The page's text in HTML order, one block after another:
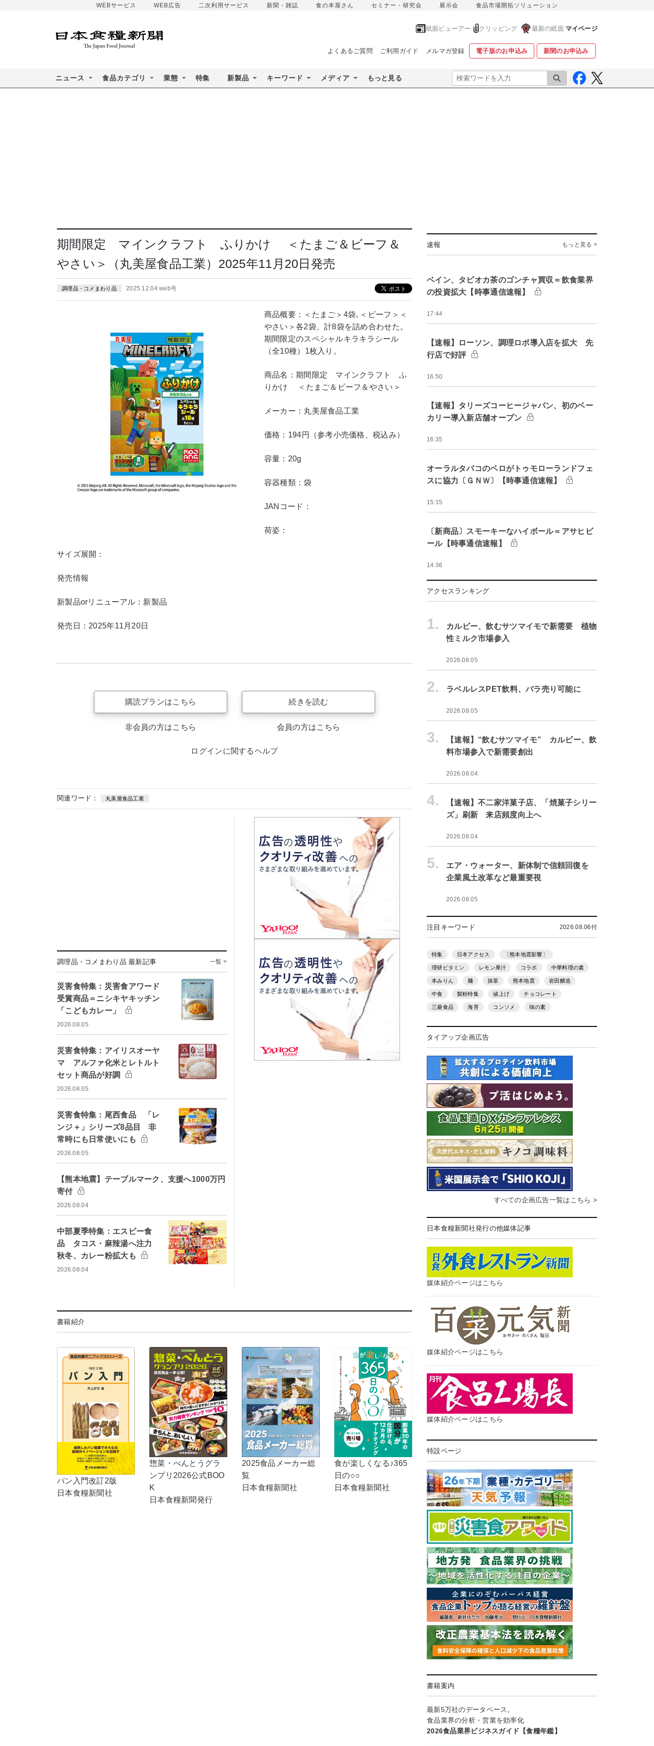
WEBサービス WEB広告 二次利用サービス 新聞・雑誌 食の本屋さん セミナー・研究会 展示会 食品市場開拓ソリューション
紙面ビューアー クリッピング 最新の紙面 マイページ
よくあるご質問 ご利用ガイド メルマガ登録 電子版のお申込み 新聞のお申込み
ニュース 食品カテゴリ 業態 特集 新製品 キーワード メディア もっと見る 検索
期間限定 マインクラフト ふりかけ ＜たまご＆ビーフ＆
やさい＞（丸美屋⾷品⼯業）2025年11月20日発売
調理品・コメまわり品 2025.12.04 web号
商品概要：＜たまご＞4袋､＜ビーフ＞＜
やさい＞各2袋、計8袋を詰め合わせた。
期間限定のスペシャルキラキラシール
（全10種）1枚入り。
商品名：期間限定 マインクラフト ふ
りかけ ＜たまご＆ビーフ＆やさい＞
メーカー：丸美屋⾷品⼯業
価格：194円（参考小売価格、税込み）
容量：20g
容器種類：袋
JANコード：
荷姿：
サイズ展開：
発売情報
新製品orリニューアル：新製品
発売日：2025年11月20日
購読プランはこちら
非会員の方はこちら
続きを読む
会員の方はこちら
ログインに関するヘルプ
関連ワード： 丸美屋⾷品⼯業
調理品・コメまわり品 最新記事 一覧 >
災害食特集：災害食アワード
受賞商品＝ニシキヤキッチン
「こどもカレー」
2026.08.05
災害食特集：アイリスオーヤ
マ アルファ化米とレトルト
セット商品が好調
2026.08.05
災害食特集：尾西食品 「レ
ンジ＋」シリーズ8品目 非
常時にも日常使いにも
2026.08.05
【熊本地震】テーブルマーク、支援へ1000万円
寄付
2026.08.04
中部夏季特集：エスビー食
品 タコス・麻辣湯へ注力
秋冬、カレー粉拡大も
2026.08.04
書籍紹介
パン入門改訂2版
日本食糧新聞社
惣菜・べんとうグラ
ンプリ2026公式BOO
K
日本食糧新聞発行
2025食品メーカー総
覧
日本食糧新聞社
食が楽しくなる♪365
日の○○
日本食糧新聞社
速報 もっと見る >
ベイン、タピオカ茶のゴンチャ買収＝飲食業界
の投資拡大【時事通信速報】
17:44
【速報】ローソン、調理ロボ導入店を拡大 先
行店で好評
16:50
【速報】タリーズコーヒージャパン、初のベー
カリー導入新店舗オープン
16:35
オーラルタバコのベロがトゥモローランドフェ
スに協力〔ＧＮＷ〕【時事通信速報】
15:15
〔新商品〕スモーキーなハイボール＝アサヒビ
ール【時事通信速報】
14:36
アクセスランキング
1.
カルビー、飲むサツマイモで新需要 植物
性ミルク市場参入
2026.08.05
2. ラベルレスPET飲料、バラ売り可能に
2026.08.05
3.
【速報】“飲むサツマイモ” カルビー、飲
料市場参入で新需要創出
2026.08.04
4.
【速報】不二家洋菓子店、「焼菓子シリー
ズ」刷新 来店頻度向上へ
2026.08.04
5.
エア・ウォーター、新体制で信頼回復を
企業風土改革など最重要視
2026.08.05
注目キーワード 2026.08.06付
特集 日本アクセス 〔熊本地震影響〕
理研ビタミン レモン果汁 コラボ 中華料理の素
本みりん 麺 抹茶 熊本地震 岩田醸造
中食 製粉特集 値上げ チョコレート
三菱食品 海苔 コンソメ 味の素
タイアップ企画広告
すべての企画広告一覧はこちら >
日本食糧新聞社発行の他媒体記事
媒体紹介ページはこちら
媒体紹介ページはこちら
媒体紹介ページはこちら
特設ページ
書籍案内
最新5万社のデータベース。
食品業界の分析・営業を効率化
2026食品業界ビジネスガイド【食糧年鑑】